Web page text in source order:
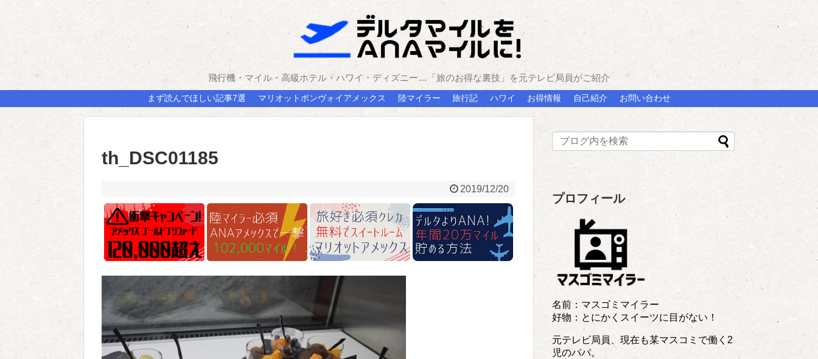
飛行機・マイル・高級ホテル・ハワイ・ディズニー…「旅のお得な裏技」を元テレビ局員がご紹介
まず読んでほしい記事7選 マリオットボンヴォイアメックス 陸マイラー 旅行記 ハワイ お得情報 自己紹介 お問い合わせ
th_DSC01185
2019/12/20
プロフィール
名前：マスゴミマイラー
好物：とにかくスイーツに目がない！
元テレビ局員、現在も某マスコミで働く2
児のパパ。